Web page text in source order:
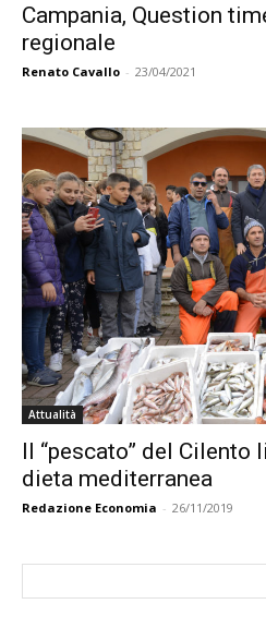
Campania, Question
regionale
Renato Cavallo - 23/04/2021
Attualità
Il “pescato” del Cilento
dieta mediterranea
Redazione Economia - 26/11/2019